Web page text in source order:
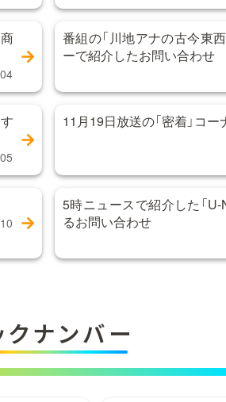
番組の「川地アナの古今東
ーで紹介したお問い合わせ
11月19日放送の「密着」コ
5時ニュースで紹介した「
るお問い合わせ
クナンバー